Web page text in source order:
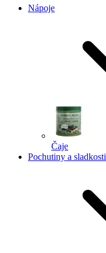
Nápoje
Čaje
Pochutiny a sladkosti